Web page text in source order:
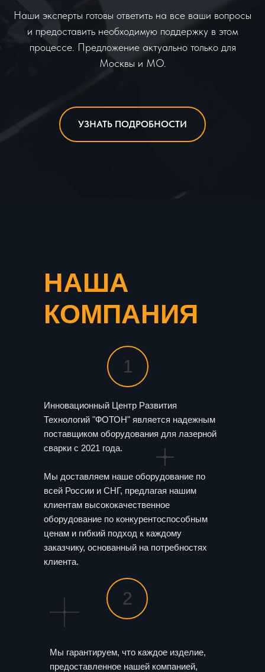
Наши эксперты готовы ответить на все ваши вопросы
и предоставить необходимую поддержку в этом
процессе. Предложение актуально только для
Москвы и МО.
УЗНАТЬ ПОДРОБНОСТИ
1
2
НАША
КОМПАНИЯ
Инновационный Центр Развития
Технологий "ФОТОН" является надежным
поставщиком оборудования для лазерной
сварки с 2021 года.
Мы доставляем наше оборудование по
всей России и СНГ, предлагая нашим
клиентам высококачественное
оборудование по конкурентоспособным
ценам и гибкий подход к каждому
заказчику, основанный на потребностях
клиента.
Мы гарантируем, что каждое изделие,
предоставленное нашей компанией,